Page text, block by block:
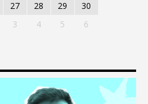
27 28 29
30
3 4 5 6